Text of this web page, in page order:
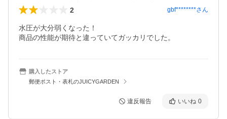
2 gbf********さん
水圧が大分弱くなった！
商品の性能が期待と違っていてガッカリでした。
購入したストア
郵便ポスト・表札のJUICYGARDEN
違反報告 いいね 0